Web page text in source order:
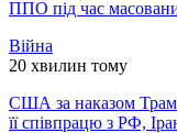
ППО під час
Війна
20 хвилин тому
США за наказом
її співпрацю з РФ,